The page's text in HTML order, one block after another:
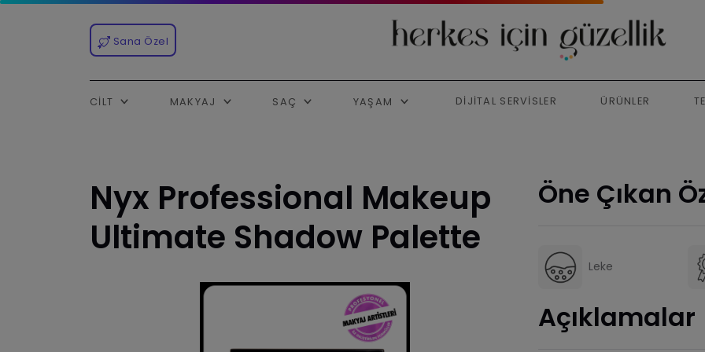
Sana Özel
CILT MAKYAJ SAÇ YAŞAM DIJITAL SERVISLER ÜRÜNLER
Nyx Professional Makeup
Ultimate Shadow Palette
Öne Çıkan
Leke
Açıklamalar